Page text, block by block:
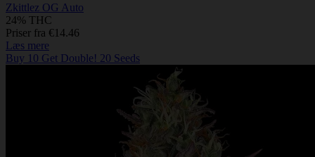
Zkittlez OG Auto
24% THC
Priser fra €14.46
Læs mere
Buy 10 Get Double! 20 Seeds